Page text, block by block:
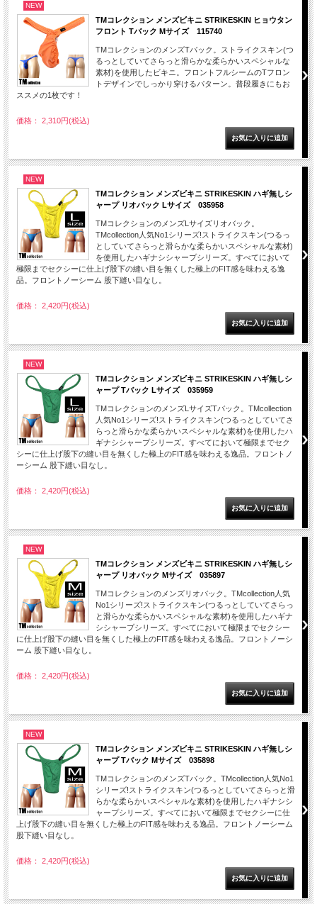
NEW
TMコレクション メンズビキニ STRIKESKIN ヒョウタン
フロント Tバック Mサイズ 115740
TMコレクションのメンズTバック。ストライクスキン(つ
るっとしていてさらっと滑らかな柔らかいスペシャルな
素材)を使用したビキニ。フロントフルシームのTフロン
トデザインでしっかり穿けるパターン。普段履きにもお
ススメの1枚です！
価格： 2,310円(税込)
NEW
TMコレクション メンズビキニ STRIKESKIN ハギ無しシ
ャープ リオバック Lサイズ 035958
TMコレクションのメンズLサイズリオバック。
TMcollection人気No1シリーズ!ストライクスキン(つるっ
としていてさらっと滑らかな柔らかいスペシャルな素材)
を使用したハギナシシャープシリーズ。すべてにおいて
極限までセクシーに仕上げ股下の縫い目を無くした極上のFIT感を味わえる逸
品。フロントノーシーム 股下縫い目なし。
価格： 2,420円(税込)
NEW
TMコレクション メンズビキニ STRIKESKIN ハギ無しシ
ャープ Tバック Lサイズ 035959
TMコレクションのメンズLサイズTバック。TMcollection
人気No1シリーズ!ストライクスキン(つるっとしていてさ
らっと滑らかな柔らかいスペシャルな素材)を使用したハ
ギナシシャープシリーズ。すべてにおいて極限までセク
シーに仕上げ股下の縫い目を無くした極上のFIT感を味わえる逸品。フロントノ
ーシーム 股下縫い目なし。
価格： 2,420円(税込)
NEW
TMコレクション メンズビキニ STRIKESKIN ハギ無しシ
ャープ リオバック Mサイズ 035897
TMコレクションのメンズリオバック。TMcollection人気
No1シリーズ!ストライクスキン(つるっとしていてさらっ
と滑らかな柔らかいスペシャルな素材)を使用したハギナ
シシャープシリーズ。すべてにおいて極限までセクシー
に仕上げ股下の縫い目を無くした極上のFIT感を味わえる逸品。フロントノーシ
ーム 股下縫い目なし。
価格： 2,420円(税込)
NEW
TMコレクション メンズビキニ STRIKESKIN ハギ無しシ
ャープ Tバック Mサイズ 035898
TMコレクションのメンズTバック。TMcollection人気No1
シリーズ!ストライクスキン(つるっとしていてさらっと滑
らかな柔らかいスペシャルな素材)を使用したハギナシシ
ャープシリーズ。すべてにおいて極限までセクシーに仕
上げ股下の縫い目を無くした極上のFIT感を味わえる逸品。フロントノーシーム
股下縫い目なし。
価格： 2,420円(税込)